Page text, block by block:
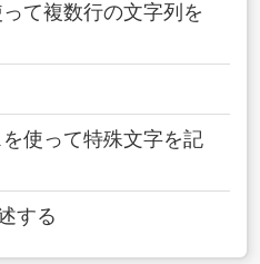
て複数行の文字列を
使って特殊文字を記
する